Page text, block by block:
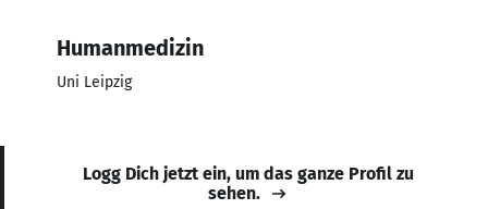
Humanmedizin
Uni Leipzig
Logg Dich jetzt ein, um das ganze Profil zu
sehen.